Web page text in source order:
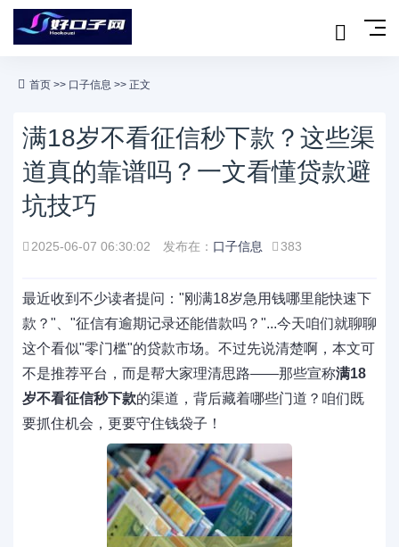
首页 >> 口子信息 >> 正文
满18岁不看征信秒下款？这些渠
道真的靠谱吗？一文看懂贷款避
坑技巧
2025-06-07 06:30:02 发布在： 口子信息 383
最近收到不少读者提问："刚满18岁急用钱哪里能快速下
款？"、"征信有逾期记录还能借款吗？"...今天咱们就聊聊
这个看似"零门槛"的贷款市场。不过先说清楚啊，本文可
不是推荐平台，而是帮大家理清思路——那些宣称满18
岁不看征信秒下款的渠道，背后藏着哪些门道？咱们既
要抓住机会，更要守住钱袋子！